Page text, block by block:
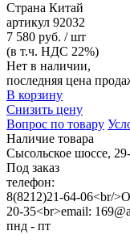
Страна Китай
артикул 92032
7 580 руб. / шт
(в т.ч. НДС 22%)
Нет в наличии,
последняя цена
В корзину
Снизить цену
Вопрос по товару
Наличие товара
Сысольское шоссе,
Под заказ
телефон:
8(8212)21-64-06<br/
20-35<br>email:
пнд - пт